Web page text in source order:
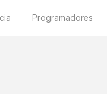
Programadores